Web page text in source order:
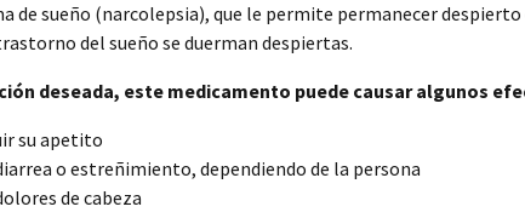
de sueño (narcolepsia), que le permite permanecer
del sueño se duerman despiertas.
deseada, este medicamento puede causar algunos
su apetito
o estreñimiento, dependiendo de la persona
de cabeza